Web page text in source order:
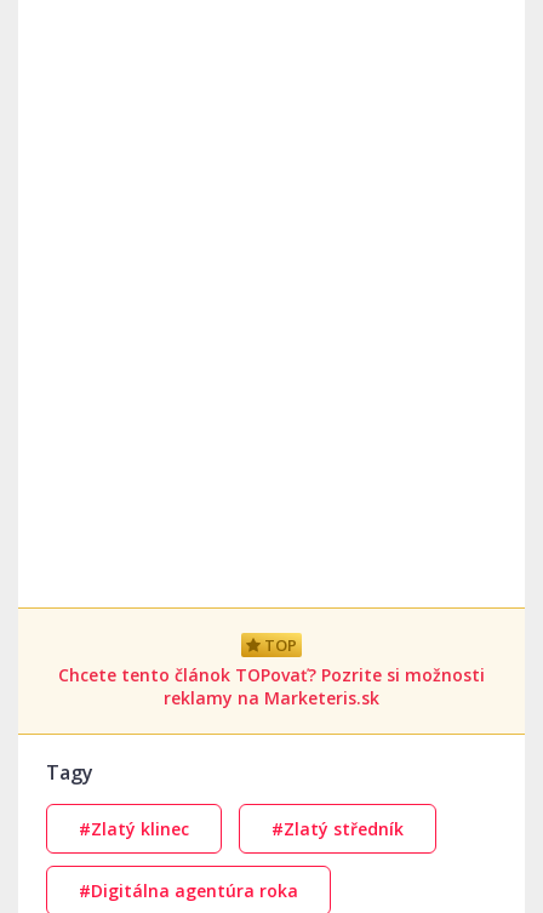
TOP
Chcete tento článok TOPovať? Pozrite si možnosti
reklamy na Marketeris.sk
Tagy
#Zlatý klinec #Zlatý středník
#Digitálna agentúra roka